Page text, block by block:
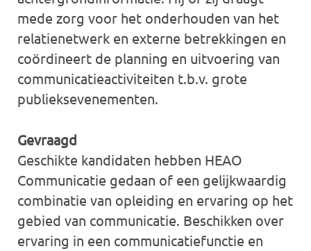
mede zorg voor het onderhouden van het
relatienetwerk en externe betrekkingen en
coördineert de planning en uitvoering van
communicatieactiviteiten t.b.v. grote
publieksevenementen.
Gevraagd
Geschikte kandidaten hebben HEAO
Communicatie gedaan of een gelijkwaardig
combinatie van opleiding en ervaring op het
gebied van communicatie. Beschikken over
ervaring in een communicatiefunctie en